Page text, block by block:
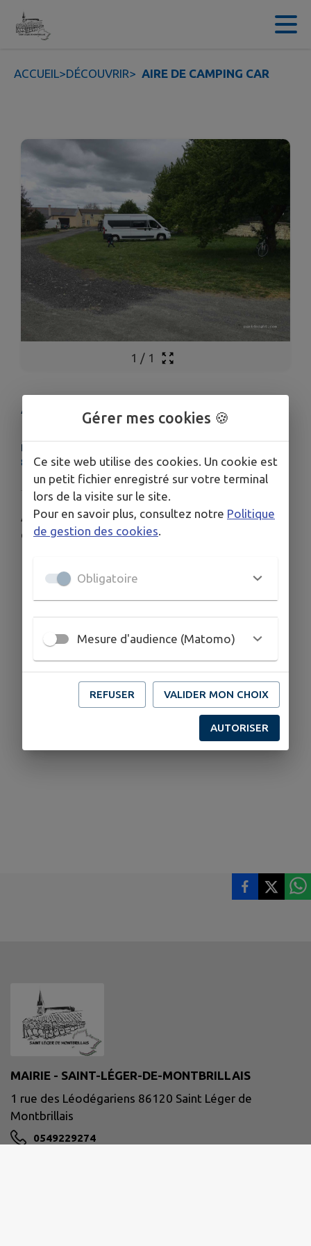
Contenu
ACCUEIL>DÉCOUVRIR> AIRE DE CAMPING CAR
1 / 1
Aire de camping car
LIEU
86120 Saint-Léger-de-Montbrillais
Aire d'accueil gratuite à proximité des commerces
et de l'aire de jeux
MAIRIE - SAINT-LÉGER-DE-MONTBRILLAIS
1 rue des Léodégariens 86120 Saint Léger de
Montbrillais
0549229274
Gérer mes cookies 🍪
Ce site web utilise des cookies. Un cookie est
un petit fichier enregistré sur votre terminal
lors de la visite sur le site.
Pour en savoir plus, consultez notre Politique
de gestion des cookies
Obligatoire
Mesure d'audience (Matomo)
REFUSER VALIDER MON CHOIX
AUTORISER